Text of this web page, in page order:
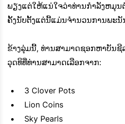
ພຽງແຕ່ໃຫ້ແນ່ໃຈວ່າທ່ານກໍາລັງຫມຸນ
ຄັ້ງນັບຕັ້ງແຕ່ນີ້ແມ່ນຈໍານວນການພະນັ
ຂ້າງລຸ່ມນີ້, ທ່ານສາມາດຊອກຫາບັນຊີ
ວຸດທິທີ່ທ່ານສາມາດເລືອກຈາກ:
3 Clover Pots
Lion Coins
Sky Pearls